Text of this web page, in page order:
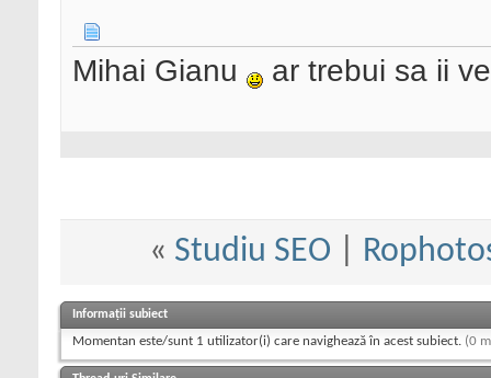
Mihai Gianu ar trebui sa ii
« Studiu SEO
Informații subiect
Momentan este/sunt 1 utilizator(i) care navighează în acest subiect. (0